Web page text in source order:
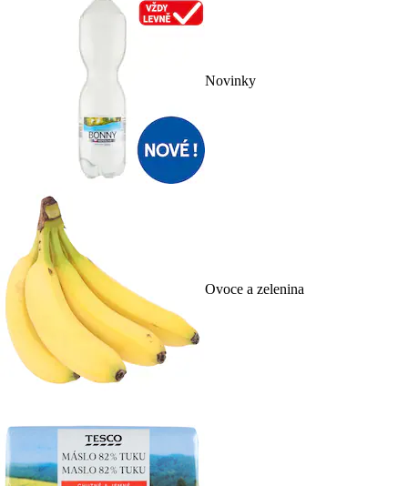
Novinky
Ovoce a zelenina